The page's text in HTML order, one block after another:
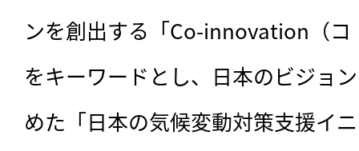
ンを創出する「Co-innovation（コ
をキーワードとし、日本のビジョ
めた「日本の気候変動対策支援イ